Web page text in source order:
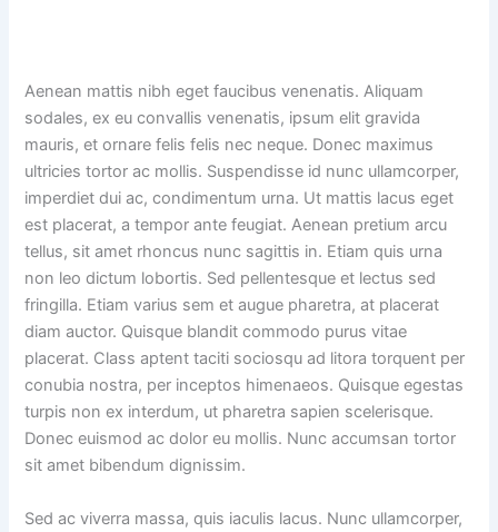
Aenean mattis nibh eget faucibus venenatis. Aliquam
sodales, ex eu convallis venenatis, ipsum elit gravida
mauris, et ornare felis felis nec neque. Donec maximus
ultricies tortor ac mollis. Suspendisse id nunc ullamcorper,
imperdiet dui ac, condimentum urna. Ut mattis lacus eget
est placerat, a tempor ante feugiat. Aenean pretium arcu
tellus, sit amet rhoncus nunc sagittis in. Etiam quis urna
non leo dictum lobortis. Sed pellentesque et lectus sed
fringilla. Etiam varius sem et augue pharetra, at placerat
diam auctor. Quisque blandit commodo purus vitae
placerat. Class aptent taciti sociosqu ad litora torquent per
conubia nostra, per inceptos himenaeos. Quisque egestas
turpis non ex interdum, ut pharetra sapien scelerisque.
Donec euismod ac dolor eu mollis. Nunc accumsan tortor
sit amet bibendum dignissim.
Sed ac viverra massa, quis iaculis lacus. Nunc ullamcorper,